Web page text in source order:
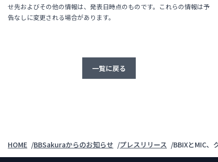
せ先およびその他の情報は、発表日時点のものです。これらの情報は予
告なしに変更される場合があります。
一覧に戻る
HOME BBSakuraからのお知らせ プレスリリース BBIXとMIC、